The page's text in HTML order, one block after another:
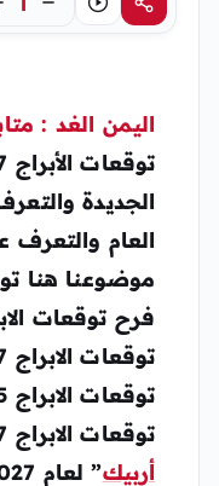
مشاركةاستماع
اليمن الغد :
الجديدة
العام والتعرف
توقعات الابراج 2027 محمد فرعون “موقع
أربيك